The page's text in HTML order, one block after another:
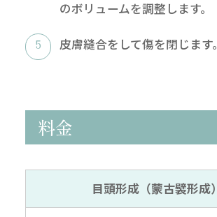
のボリュームを調整します。
皮膚縫合をして傷を閉じます。
料金
目頭形成（蒙古襞形成）